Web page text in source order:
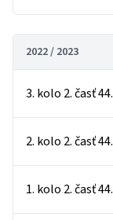
2022 / 2023
3. kolo 2. časť
2. kolo 2. časť
1. kolo 2. časť